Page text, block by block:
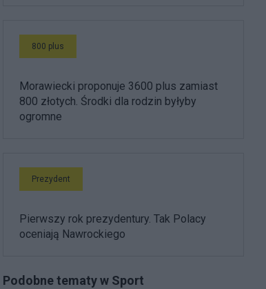
800 plus
Morawiecki proponuje 3600 plus zamiast
800 złotych. Środki dla rodzin byłyby
ogromne
Prezydent
Pierwszy rok prezydentury. Tak Polacy
oceniają Nawrockiego
Podobne tematy w Sport